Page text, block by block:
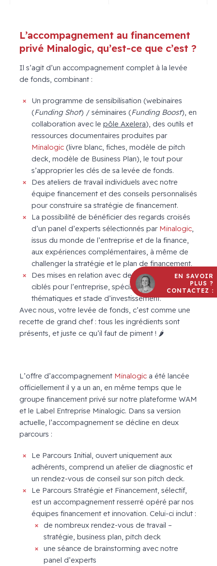
L’accompagnement au financement
privé Minalogic, qu’est-ce que c’est ?
Il s’agit d’un accompagnement complet à la levée
de fonds, combinant :
Un programme de sensibilisation (webinaires
(Funding Shot) / séminaires (Funding Boost), en
collaboration avec le pôle Axelera), des outils et
ressources documentaires produites par
Minalogic (livre blanc, fiches, modèle de pitch
deck, modèle de Business Plan), le tout pour
s’approprier les clés de sa levée de fonds.
Des ateliers de travail individuels avec notre
équipe financement et des conseils personnalisés
pour construire sa stratégie de financement.
La possibilité de bénéficier des regards croisés
d’un panel d’experts sélectionnés par Minalogic,
issus du monde de l’entreprise et de la finance,
aux expériences complémentaires, à même de
challenger la stratégie et le plan de financement.
Des mises en relation avec des investisseurs
ciblés pour l’entreprise, spécialisés dans ses
thématiques et stade d’investissement.
Avec nous, votre levée de fonds, c’est comme une
recette de grand chef : tous les ingrédients sont
présents, et juste ce qu’il faut de piment ! 🌶️
L’offre d’accompagnement Minalogic a été lancée
officiellement il y a un an, en même temps que le
groupe financement privé sur notre plateforme WAM
et le Label Entreprise Minalogic. Dans sa version
actuelle, l’accompagnement se décline en deux
parcours :
Le Parcours Initial, ouvert uniquement aux
adhérents, comprend un atelier de diagnostic et
un rendez-vous de conseil sur son pitch deck.
Le Parcours Stratégie et Financement, sélectif,
est un accompagnement resserré opéré par nos
équipes financement et innovation. Celui-ci inclut :
de nombreux rendez-vous de travail –
stratégie, business plan, pitch deck
une séance de brainstorming avec notre
panel d’experts
EN SAVOIR
PLUS ?
CONTACTEZ :